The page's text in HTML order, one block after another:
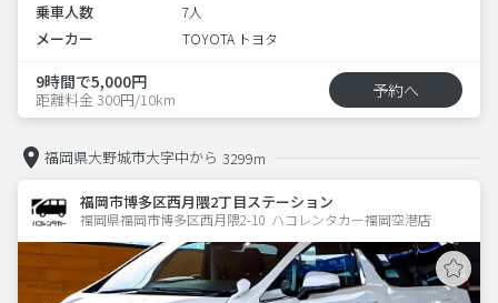
乗車人数 7人
メーカー TOYOTA トヨタ
9時間で5,000円
距離料金 300円/10km 予約へ
福岡県大野城市大字中から 3299m
福岡市博多区西月隈2丁目ステーション
福岡県福岡市博多区西月隈2-10  ハコレンタカー福岡空港店